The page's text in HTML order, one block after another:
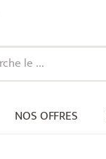
NOS OFFRES